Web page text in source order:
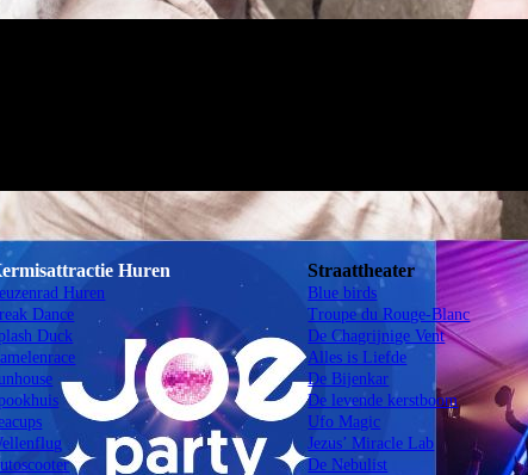
Huren
Huren
Dance
Duck
Straattheater
Blue birds
Troupe du Rouge-Blanc
De Chagrijnige Vent
Alles is Liefde
De Bijenkar
De levende kerstboom
Ufo Magic
Jezus’ Miracle Lab
De Nebulist